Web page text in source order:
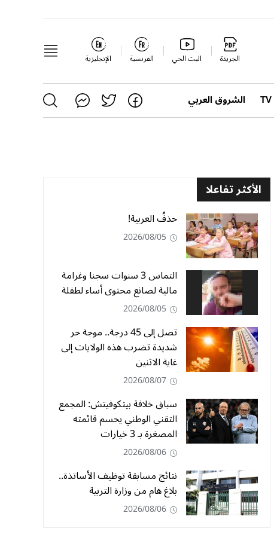
الجريدة البث الحي الفرنسية الإنجليزية
الشروق العربي
الأكثر تفاعلا
حذفُ العربية!
2026/08/05
التماس 3 سنوات سجنا وغرامة
مالية لصانع محتوى أساء لطفلة
2026/08/05
تصل إلى 45 درجة.. موجة حر
شديدة تضرب هذه الولايات إلى
غاية الاثنين
2026/08/07
سباق خلافة بيتكوفيتش: المجمع
التقني الوطني يحسم قائمته
المصغرة بـ 3 خيارات
2026/08/06
نتائج مسابقة توظيف الأساتذة..
بلاغ هام من وزارة التربية
2026/08/06